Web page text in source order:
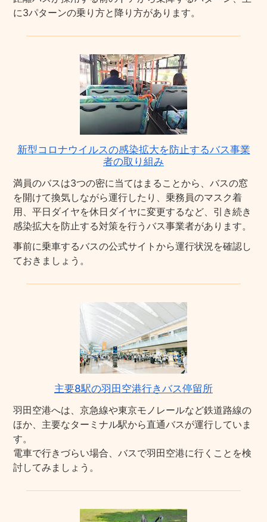
に3パターンの乗り方と降り方があります。
新型コロナウイルスの感染拡大を防止するバス事業
者の取り組み
満員のバスは3つの密に当てはまることから、バスの窓
を開けて換気しながら運行したり、乗務員のマスク着
用、平日ダイヤを休日ダイヤに変更するなど、引き続き
感染拡大を防止する対策を行うバス事業者があります。
事前に乗車するバスの公式サイトから運行状況を確認し
ておきましょう。
主要8駅の羽田空港行きバス停留所
羽田空港へは、京急線や東京モノレールなど鉄道路線の
ほか、主要なターミナル駅から直通バスが運行していま
す。
電車で行きづらい場合、バスで羽田空港に行くことを検
討してみましょう。